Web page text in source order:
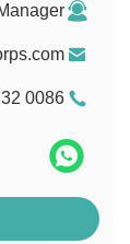
0086 132 420 38857